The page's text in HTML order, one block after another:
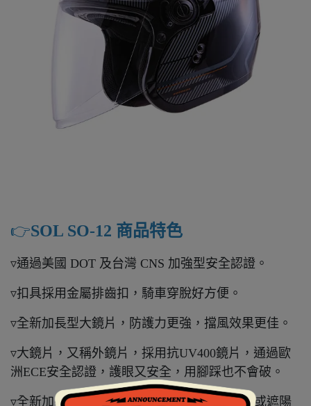
👉️SOL SO-12 商品特色
▿通過美國 DOT 及台灣 CNS 加強型安全認證。
▿扣具採用金屬排齒扣，騎車穿脫好方便。
▿全新加長型大鏡片，防護力更強，擋風效果更佳。
▿大鏡片，又稱外鏡片，採用抗UV400鏡片，通過歐
洲ECE安全認證，護眼又安全，用腳踩也不會破。
▿全新加長型內墨片，又稱內藏鏡、內置鏡片或遮陽